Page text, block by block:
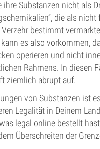
ihre Substanzen nicht als
die als nicht
bestimmt
es also vorkommen,
operieren und nicht
Rahmens. In diesen
ziemlich abrupt auf.
von Substanzen ist
Legalität in Deinem
legal online bestellt
Überschreiten der